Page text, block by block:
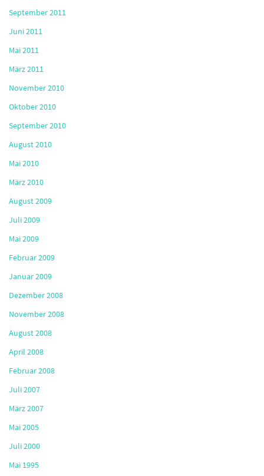
September 2011
Juni 2011
Mai 2011
März 2011
November 2010
Oktober 2010
September 2010
August 2010
Mai 2010
März 2010
August 2009
Juli 2009
Mai 2009
Februar 2009
Januar 2009
Dezember 2008
November 2008
August 2008
April 2008
Februar 2008
Juli 2007
März 2007
Mai 2005
Juli 2000
Mai 1995